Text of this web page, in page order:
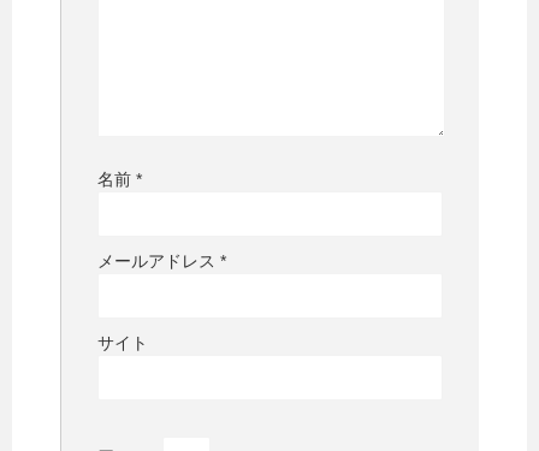
名前 *
メールアドレス *
サイト